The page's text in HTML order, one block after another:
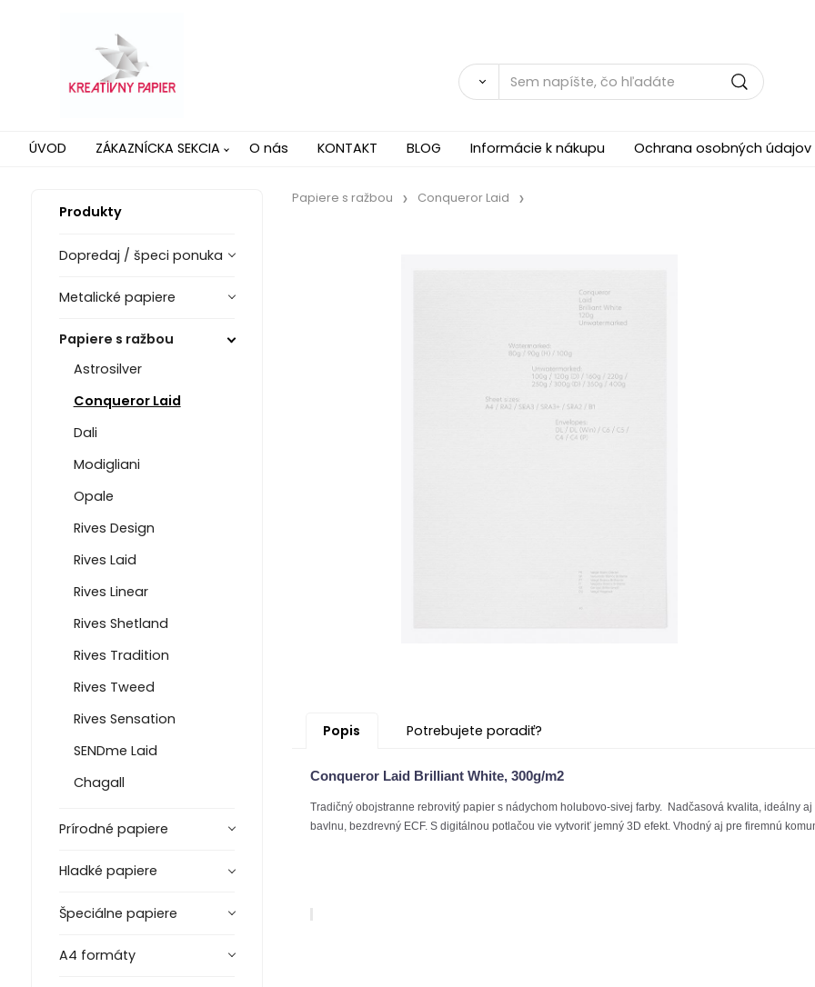
ÚVOD ZÁKAZNÍCKA SEKCIA O nás KONTAKT BLOG Informácie k nákupu Ochrana osobných údajov
Produkty
Dopredaj / špeci ponuka
Metalické papiere
Papiere s ražbou
Astrosilver
Conqueror Laid
Dali
Modigliani
Opale
Rives Design
Rives Laid
Rives Linear
Rives Shetland
Rives Tradition
Rives Tweed
Rives Sensation
SENDme Laid
Chagall
Prírodné papiere
Hladké papiere
Špeciálne papiere
A4 formáty
Papiere s ražbou Conqueror Laid
Popis Potrebujete poradiť?
Conqueror Laid Brilliant White, 300g/m2
Tradičný obojstranne rebrovitý papier s nádychom holubovo-sivej farby. Nadčasová kvalita, ideálny
bavlnu, bezdrevný ECF. S digitálnou potlačou vie vytvoriť jemný 3D efekt. Vhodný aj pre firemnú